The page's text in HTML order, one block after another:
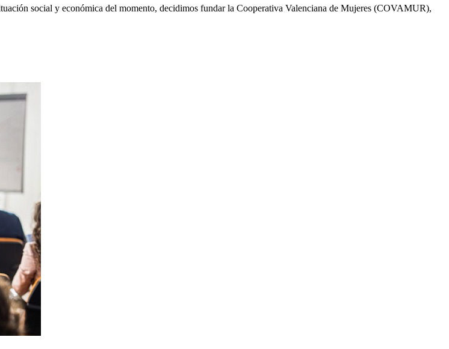
social y económica del momento, decidimos fundar la Cooperativa Valenciana de Mujeres (COVAMUR),